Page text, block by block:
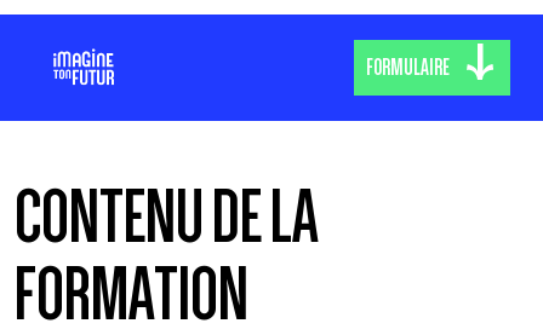
FORMULAIRE
CONTENU DE LA
FORMATION